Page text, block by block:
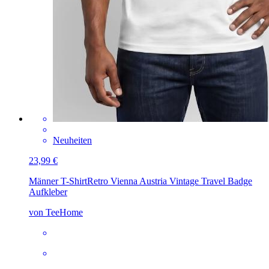
Neuheiten
23,99 €
Männer T-ShirtRetro Vienna Austria Vintage Travel Badge
Aufkleber
von TeeHome